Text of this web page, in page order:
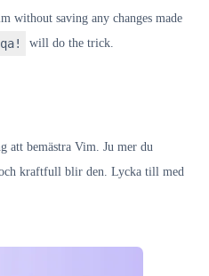
without saving any changes made
will do the trick.
att bemästra Vim. Ju mer du
kraftfull blir den. Lycka till med